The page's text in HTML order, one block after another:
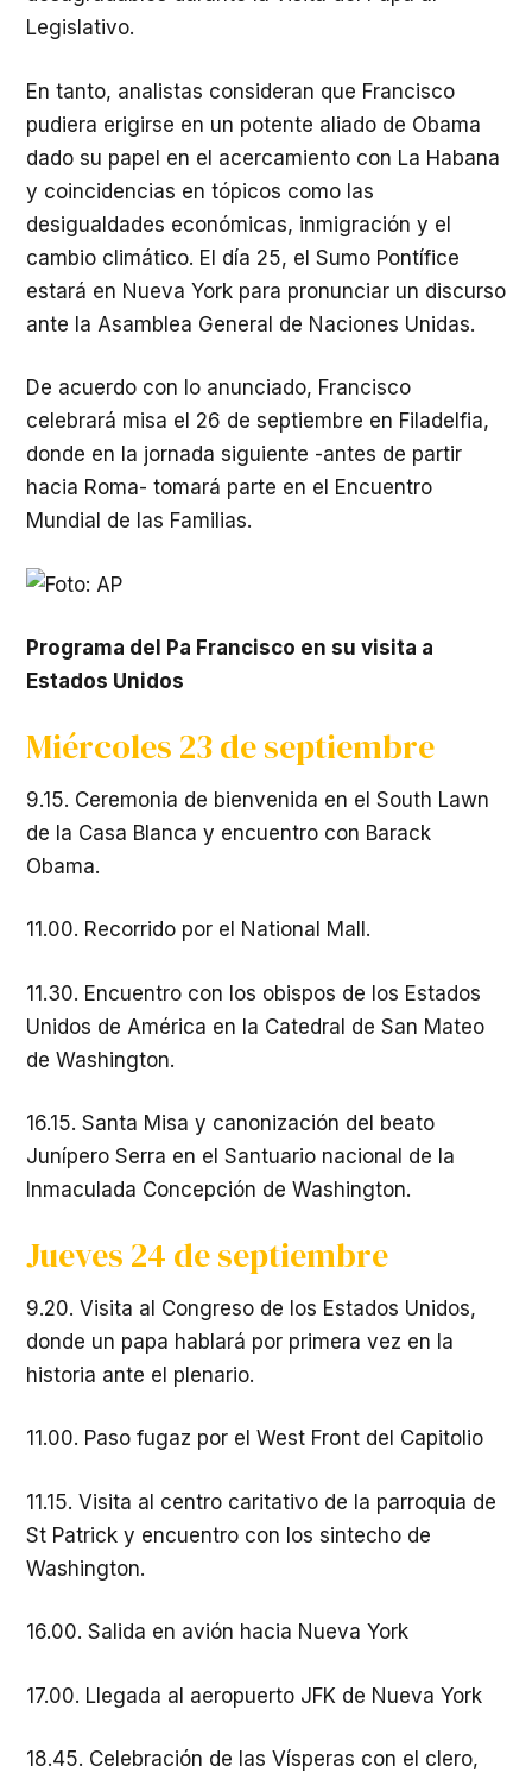
Legislativo.
En tanto, analistas consideran que Francisco
pudiera erigirse en un potente aliado de Obama
dado su papel en el acercamiento con La Habana
y coincidencias en tópicos como las
desigualdades económicas, inmigración y el
cambio climático. El día 25, el Sumo Pontífice
estará en Nueva York para pronunciar un discurso
ante la Asamblea General de Naciones Unidas.
De acuerdo con lo anunciado, Francisco
celebrará misa el 26 de septiembre en Filadelfia,
donde en la jornada siguiente -antes de partir
hacia Roma- tomará parte en el Encuentro
Mundial de las Familias.
Programa del Pa Francisco en su visita a
Estados Unidos
Miércoles 23 de septiembre
9.15. Ceremonia de bienvenida en el South Lawn
de la Casa Blanca y encuentro con Barack
Obama.
11.00. Recorrido por el National Mall.
11.30. Encuentro con los obispos de los Estados
Unidos de América en la Catedral de San Mateo
de Washington.
16.15. Santa Misa y canonización del beato
Junípero Serra en el Santuario nacional de la
Inmaculada Concepción de Washington.
Jueves 24 de septiembre
9.20. Visita al Congreso de los Estados Unidos,
donde un papa hablará por primera vez en la
historia ante el plenario.
11.00. Paso fugaz por el West Front del Capitolio
11.15. Visita al centro caritativo de la parroquia de
St Patrick y encuentro con los sintecho de
Washington.
16.00. Salida en avión hacia Nueva York
17.00. Llegada al aeropuerto JFK de Nueva York
18.45. Celebración de las Vísperas con el clero,